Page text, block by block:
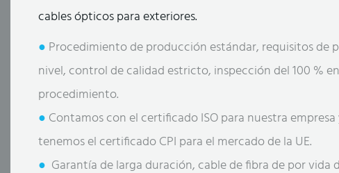
cables ópticos para exteriores.
● Procedimiento de producción estándar, requisitos de
nivel, control de calidad estricto, inspección del 100 %
procedimiento.
● Contamos con el certificado ISO para nuestra
tenemos el certificado CPI para el mercado de la UE.
● Garantía de larga duración, cable de fibra de por vida